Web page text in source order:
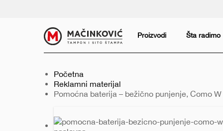
Proizvodi Šta radimo
Početna
Reklamni materijal
Trenutno:
Pomoćna baterija – bežično punjenje, Como W
Prethodni
slajd
Sledeći
slajd